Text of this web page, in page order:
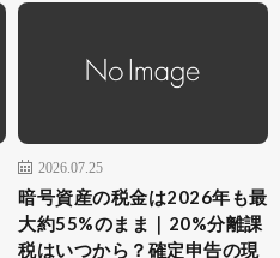
2026.07.25
暗号資産の税金は2026年も最
大約55%のまま｜20%分離課
税はいつから？確定申告の現